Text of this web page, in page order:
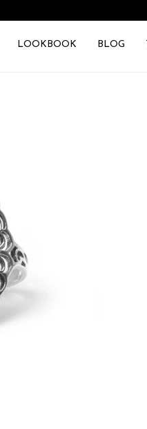
LOOKBOOK BLOG